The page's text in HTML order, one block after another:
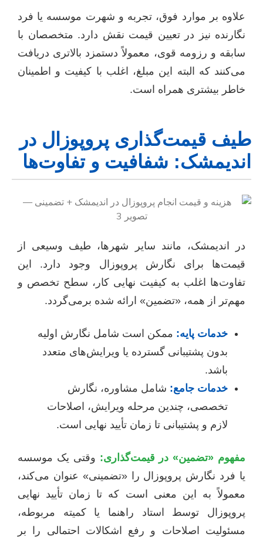
علاوه بر موارد فوق، تجربه و شهرت موسسه یا فرد
نگارنده نیز در تعیین قیمت نقش دارد. متخصصان با
سابقه و رزومه قوی، معمولاً دستمزد بالاتری دریافت
می‌کنند که البته این مبلغ، اغلب با کیفیت و اطمینان
خاطر بیشتری همراه است.
طیف قیمت‌گذاری پروپوزال در
اندیمشک: شفافیت و تفاوت‌ها
در اندیمشک، مانند سایر شهرها، طیف وسیعی از
قیمت‌ها برای نگارش پروپوزال وجود دارد. این
تفاوت‌ها اغلب به کیفیت نهایی کار، سطح تخصص و
مهم‌تر از همه، «تضمین» ارائه شده برمی‌گردد.
خدمات پایه: ممکن است شامل نگارش اولیه
بدون پشتیبانی گسترده یا ویرایش‌های متعدد
باشد.
خدمات جامع: شامل مشاوره، نگارش
تخصصی، چندین مرحله ویرایش، اصلاحات
لازم و پشتیبانی تا زمان تأیید نهایی است.
مفهوم «تضمین» در قیمت‌گذاری: وقتی یک موسسه
یا فرد نگارش پروپوزال را «تضمینی» عنوان می‌کند،
معمولاً به این معنی است که تا زمان تأیید نهایی
پروپوزال توسط استاد راهنما یا کمیته مربوطه،
مسئولیت اصلاحات و رفع اشکالات احتمالی را بر